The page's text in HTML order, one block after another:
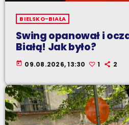
BIELSKO-BIAŁA
Swing opanował i
Białą! Jak było?
today 09.08.2026, 13:30 1 2